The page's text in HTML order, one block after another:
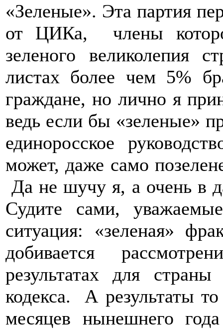
«Зеленые». Эта партия
от ЦИКа, члены
зеленого великолепия
листах более чем 5%
граждане, но лично я
ведь если бы «зеленые»
единоросское
может, даже само
Да не шучу я, а очень в
Судите сами,
ситуация: «зеленая»
добивается
результатах для
кодекса. А результаты
месяцев нынешнего